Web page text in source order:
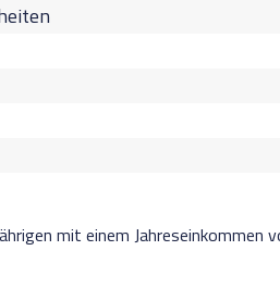
mit einem Jahreseinkommen